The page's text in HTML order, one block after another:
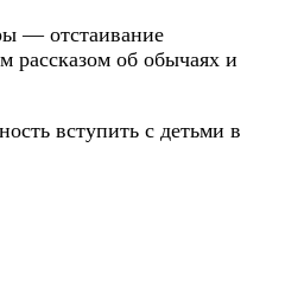
— отстаивание
рассказом об обычаях и
вступить с детьми в